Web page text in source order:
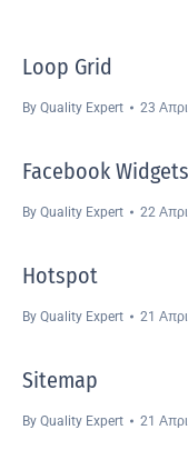
Loop Grid
By Quality Expert 23
Facebook Widgets
By Quality Expert 22
Hotspot
By Quality Expert 21
Sitemap
By Quality Expert 21